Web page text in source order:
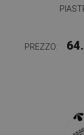
PREZZO: